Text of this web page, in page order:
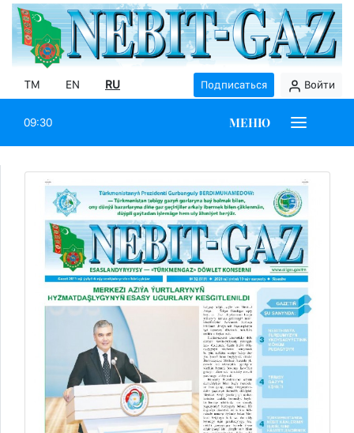
TM EN RU Подписаться Войти
09:30 МЕНЮ